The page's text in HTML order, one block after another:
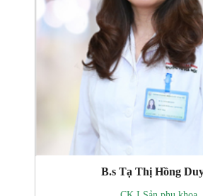
B.s Tạ Thị Hồng